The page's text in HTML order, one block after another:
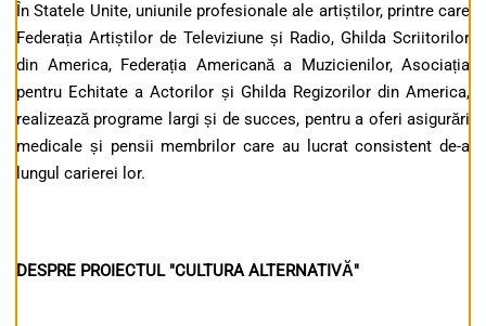
În Statele Unite, uniunile profesionale ale artiștilor, printre care
Federația Artiștilor de Televiziune și Radio, Ghilda Scriitorilor
din America, Federația Americană a Muzicienilor, Asociația
pentru Echitate a Actorilor și Ghilda Regizorilor din America,
realizează programe largi și de succes, pentru a oferi asigurări
medicale și pensii membrilor care au lucrat consistent de-a
lungul carierei lor.
DESPRE PROIECTUL "CULTURA ALTERNATIVĂ"